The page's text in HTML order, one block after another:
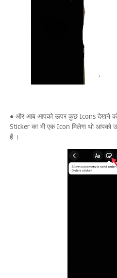
● और आब आपको ऊपर कुछ Icons देखने
Sticker का भी एक Icon मिलेगा थो
हैं ।